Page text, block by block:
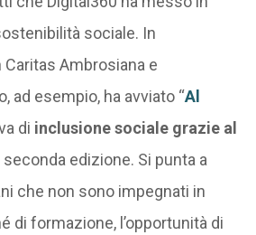
sociale. In
Ambrosiana e
ad esempio, ha avviato “Al
di inclusione sociale grazie al
edizione. Si punta a
che non sono impegnati in
di formazione, l’opportunità di